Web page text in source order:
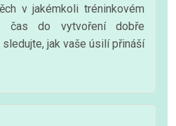
v jakémkoli tréninkovém
čas do vytvoření dobře
jak vaše úsilí přináší